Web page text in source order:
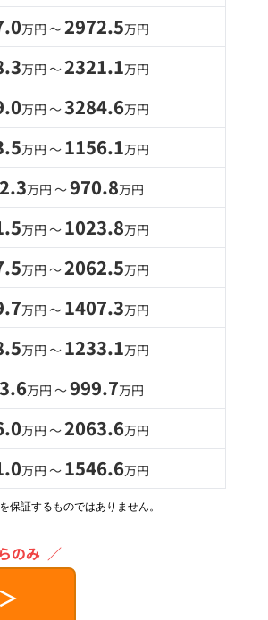
万円 〜2972.5万円
万円 〜2321.1万円
万円 〜3284.6万円
万円 〜 1156.1万円
万円 〜970.8万円
万円 〜 1023.8万円
万円 〜2062.5万円
万円 〜 1407.3万円
万円 〜 1233.1万円
万円 〜999.7万円
万円 〜2063.6万円
万円 〜 1546.6万円
証するものではありません。
のみ ／